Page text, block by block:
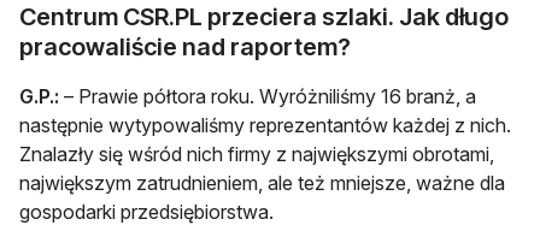
Centrum CSR.PL przeciera szlaki. Jak długo
pracowaliście nad raportem?
G.P.: – Prawie półtora roku. Wyróżniliśmy 16 branż, a
następnie wytypowaliśmy reprezentantów każdej z nich.
Znalazły się wśród nich firmy z największymi obrotami,
największym zatrudnieniem, ale też mniejsze, ważne dla
gospodarki przedsiębiorstwa.